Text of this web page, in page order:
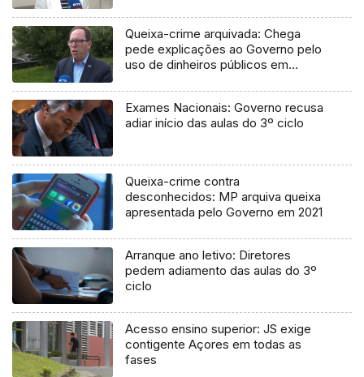
Queixa-crime arquivada: Chega
pede explicações ao Governo pelo
uso de dinheiros públicos em
Exames Nacionais: Governo recusa
adiar início das aulas do 3º ciclo
Queixa-crime contra
desconhecidos: MP arquiva queixa
apresentada pelo Governo em 2021
Arranque ano letivo: Diretores
pedem adiamento das aulas do 3º
ciclo
Acesso ensino superior: JS exige
contigente Açores em todas as
fases